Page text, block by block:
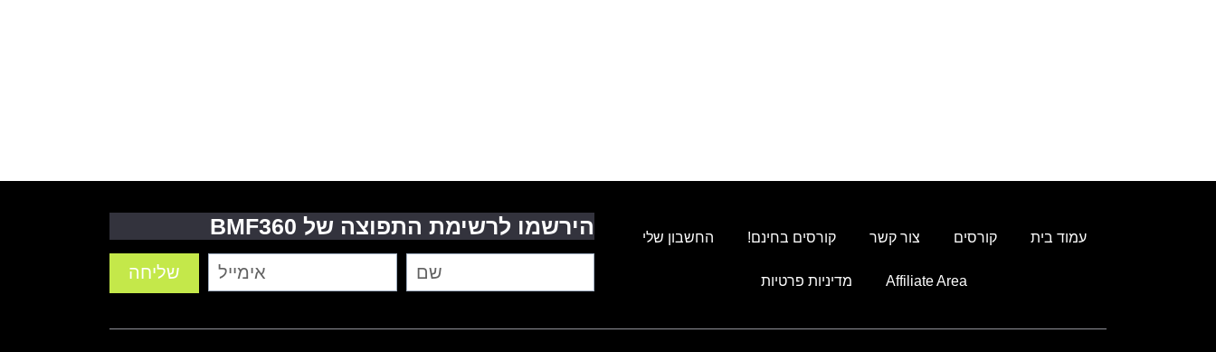
עמוד בית קורסים צור קשר קורסים בחינם! החשבון שלי
Affiliate Area מדיניות פרטיות
הירשמו לרשימת התפוצה של BMF360
שליחה